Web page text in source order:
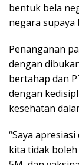
bentuk bela
negara supaya
Penanganan
dengan
bertahap dan
dengan
kesehatan
“Saya
kita tidak